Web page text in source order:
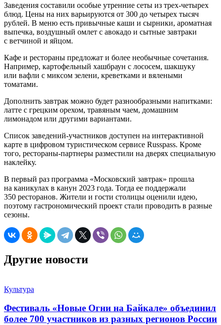
Заведения составили особые утренние сеты из трех-четырех
блюд. Цены на них варьируются от 300 до четырех тысяч
рублей. В меню есть привычные каши и сырники, ароматная
выпечка, воздушный омлет с авокадо и сытные завтраки
с ветчиной и яйцом.
Кафе и рестораны предложат и более необычные сочетания.
Например, картофельный хашбраун с лососем, шакшуку
или вафли с миксом зелени, креветками и вялеными
томатами.
Дополнить завтрак можно будет разнообразными напитками:
латте с грецким орехом, травяным чаем, домашним
лимонадом или другими вариантами.
Список заведений-участников доступен на интерактивной
карте в цифровом туристическом сервисе Russpass. Кроме
того, рестораны-партнеры разместили на дверях специальную
наклейку.
В первый раз программа «Московский завтрак» прошла
на каникулах в канун 2023 года. Тогда ее поддержали
350 ресторанов. Жители и гости столицы оценили идею,
поэтому гастрономический проект стали проводить в разные
сезоны.
Другие новости
Культура
Фестиваль «Новые Огни на Байкале» объединил
более 700 участников из разных регионов России